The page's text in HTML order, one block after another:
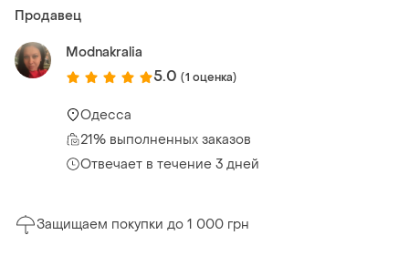
Продавец
Modnakralia
5.0 (1 оценка)
Одесса
21% выполненных заказов
Отвечает в течение 3 дней
Защищаем покупки до 1 000 грн